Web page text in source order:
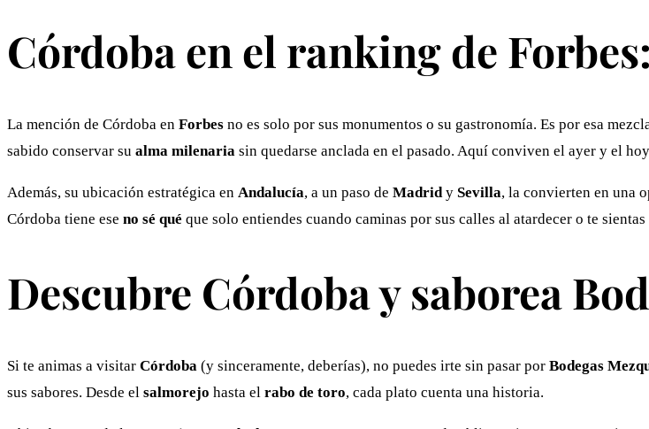
Córdoba en el ranking de
La mención de Córdoba en Forbes no es solo por sus monumentos o su gastronomía. Es por esa
sabido conservar su alma milenaria sin quedarse anclada en el pasado. Aquí conviven el ayer y el
Además, su ubicación estratégica en Andalucía, a un paso de Madrid y Sevilla, la convierten en una
Córdoba tiene ese no sé qué que solo entiendes cuando caminas por sus calles al atardecer o te
Descubre Córdoba y saborea
Si te animas a visitar Córdoba (y sinceramente, deberías), no puedes irte sin pasar por Bodegas
sus sabores. Desde el salmorejo hasta el rabo de toro, cada plato cuenta una historia.